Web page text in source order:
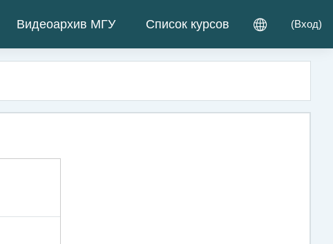
Видеоархив МГУ Список курсов (Вход)